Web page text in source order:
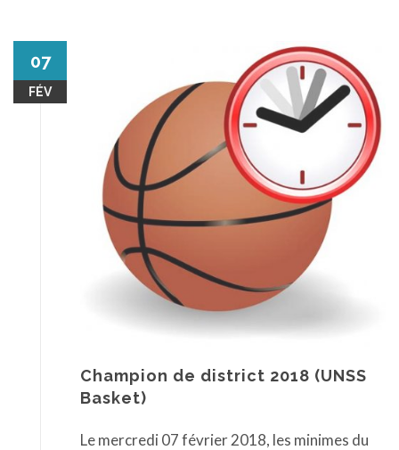
07
FÉV
Champion de district 2018 (UNSS
Basket)
Le mercredi 07 février 2018, les minimes du